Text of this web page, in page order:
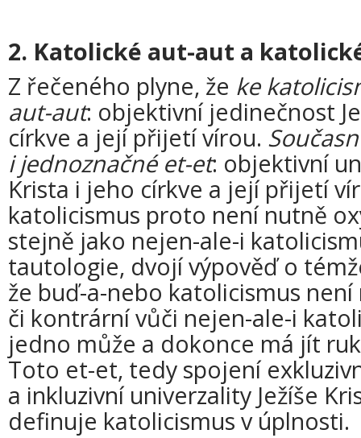
2. Katolické aut-aut a
Z řečeného plyne, že ke
aut-aut: objektivní jedinečnost
církve a její přijetí vírou.
i jednoznačné et-et: objektivní
Krista i jeho církve a její přijetí
katolicismus proto není nutně
stejně jako nejen-ale-i
tautologie, dvojí výpověď o
že buď-a-nebo katolicismus
či kontrární vůči nejen-ale-i
jedno může a dokonce má jít
Toto et-et, tedy spojení
a inkluzivní univerzality Ježíše
definuje katolicismus v úplnosti.